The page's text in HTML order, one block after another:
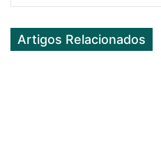
Artigos Relacionados